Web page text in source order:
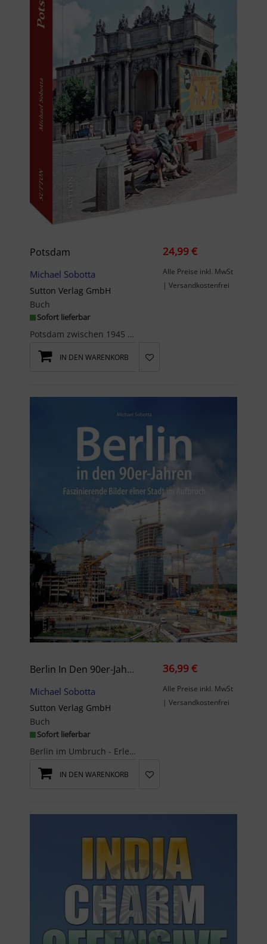
Potsdam
Michael Sobotta
Sutton Verlag GmbH
Buch
Sofort lieferbar
Potsdam zwischen 1945 und 1970 - einzigartige Erinnerungen an das alte PotsdamEntdecken Sie rund1...
24,99 €
Alle Preise inkl. MwSt
| Versandkostenfrei
IN DEN WARENKORB
Berlin In Den 90er-Jahren
Michael Sobotta
Sutton Verlag GmbH
Buch
Sofort lieferbar
Berlin im Umbruch - Erleben Sie den Berliner Alltag in den 90er-JahrenTauchen Sie ein i...
36,99 €
Alle Preise inkl. MwSt
| Versandkostenfrei
IN DEN WARENKORB